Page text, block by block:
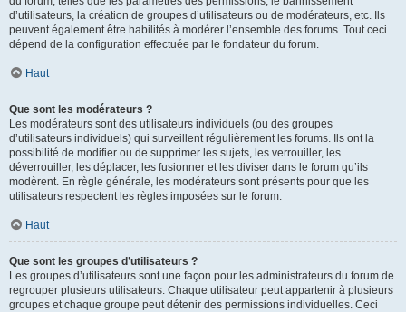
d’utilisateurs, la création de groupes d’utilisateurs ou de modérateurs, etc. Ils
peuvent également être habilités à modérer l’ensemble des forums. Tout ceci
dépend de la configuration effectuée par le fondateur du forum.
Haut
Que sont les modérateurs ?
Les modérateurs sont des utilisateurs individuels (ou des groupes
d’utilisateurs individuels) qui surveillent régulièrement les forums. Ils ont la
possibilité de modifier ou de supprimer les sujets, les verrouiller, les
déverrouiller, les déplacer, les fusionner et les diviser dans le forum qu’ils
modèrent. En règle générale, les modérateurs sont présents pour que les
utilisateurs respectent les règles imposées sur le forum.
Haut
Que sont les groupes d’utilisateurs ?
Les groupes d’utilisateurs sont une façon pour les administrateurs du forum de
regrouper plusieurs utilisateurs. Chaque utilisateur peut appartenir à plusieurs
groupes et chaque groupe peut détenir des permissions individuelles. Ceci